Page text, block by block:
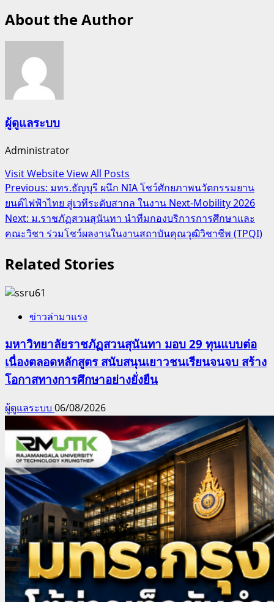
About the Author
ผู้ดูแลระบบ
Administrator
Visit WebsiteView All Posts
Post
navigation
Previous: มทร.ธัญบุรี ผนึก NIA โชว์ศักยภาพนวัตกรรมยาน
ยนต์ไฟฟ้าไทย สู่เวทีระดับสากล ในงาน Next-Mobility 2026
Next: ม.ราชภัฏสวนสุนันทา นำทีมกองบริการการศึกษาและ
คณะวิชา ร่วมโชว์ผลงานในงานสถาบันคุณวุฒิวิชาชีพ (TPQI)
Related Stories
ข่าวล่ามาแรง
มหาวิทยาลัยราชภัฏสวนสุนันทา มอบ 29 ทุนแบบต่อ
เนื่องตลอดหลักสูตร สนับสนุนเยาวชนเรียนจนจบ สร้าง
โอกาสทางการศึกษาอย่างยั่งยืน
ผู้ดูแลระบบ 06/08/2026